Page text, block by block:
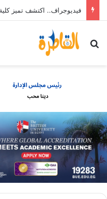
فيديوجراف.. اكتشف تميز
بحث عن